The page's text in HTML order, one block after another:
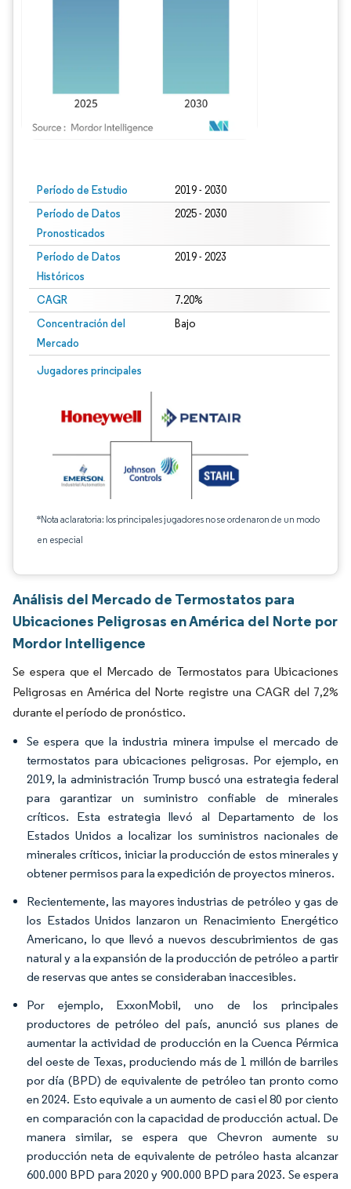
Período de Estudio 2019 - 2030
Período de Datos
Pronosticados
2025 - 2030
Período de Datos
Históricos
2019 - 2023
CAGR 7.20%
Concentración del
Mercado
Bajo
Jugadores principales
*Nota aclaratoria: los principales jugadores no se ordenaron de un modo
en especial
Análisis del Mercado de Termostatos para
Ubicaciones Peligrosas en América del Norte por
Mordor Intelligence
Se espera que el Mercado de Termostatos para Ubicaciones
Peligrosas en América del Norte registre una CAGR del 7,2%
durante el período de pronóstico.
Se espera que la industria minera impulse el mercado de
termostatos para ubicaciones peligrosas. Por ejemplo, en
2019, la administración Trump buscó una estrategia federal
para garantizar un suministro confiable de minerales
críticos. Esta estrategia llevó al Departamento de los
Estados Unidos a localizar los suministros nacionales de
minerales críticos, iniciar la producción de estos minerales y
obtener permisos para la expedición de proyectos mineros.
Recientemente, las mayores industrias de petróleo y gas de
los Estados Unidos lanzaron un Renacimiento Energético
Americano, lo que llevó a nuevos descubrimientos de gas
natural y a la expansión de la producción de petróleo a partir
de reservas que antes se consideraban inaccesibles.
Por ejemplo, ExxonMobil, uno de los principales
productores de petróleo del país, anunció sus planes de
aumentar la actividad de producción en la Cuenca Pérmica
del oeste de Texas, produciendo más de 1 millón de barriles
por día (BPD) de equivalente de petróleo tan pronto como
en 2024. Esto equivale a un aumento de casi el 80 por ciento
en comparación con la capacidad de producción actual. De
manera similar, se espera que Chevron aumente su
producción neta de equivalente de petróleo hasta alcanzar
600.000 BPD para 2020 y 900.000 BPD para 2023. Se espera